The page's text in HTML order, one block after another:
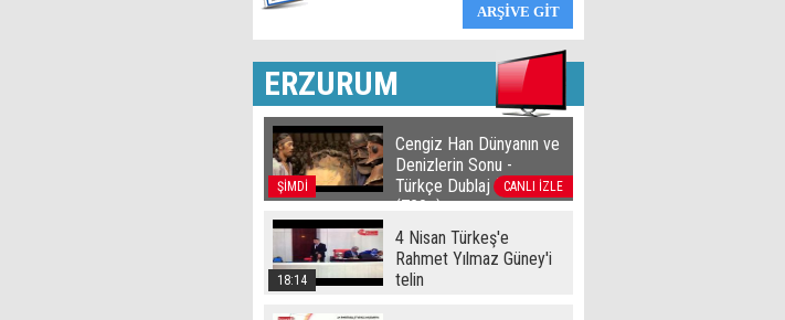
ERZURUM
ŞİMDİ CANLI İZLE
Cengiz Han Dünyanın ve
Denizlerin Sonu -
Türkçe Dublaj film izle
(720p)
18:14
4 Nisan Türkeş'e
Rahmet Yılmaz Güney'i
telin